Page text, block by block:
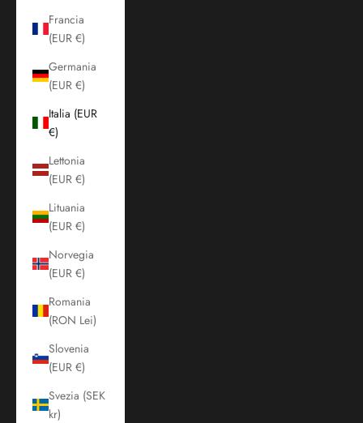
Francia
(EUR €)
Germania
(EUR €)
Italia (EUR
€)
Lettonia
(EUR €)
Lituania
(EUR €)
Norvegia
(EUR €)
Romania
(RON Lei)
Slovenia
(EUR €)
Svezia (SEK
kr)